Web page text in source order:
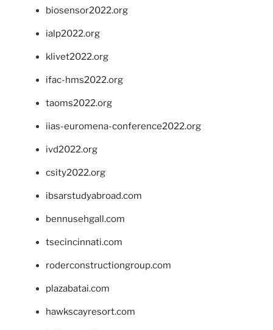
biosensor2022.org
ialp2022.org
klivet2022.org
ifac-hms2022.org
taoms2022.org
iias-euromena-conference2022.org
ivd2022.org
csity2022.org
ibsarstudyabroad.com
bennusehgall.com
tsecincinnati.com
roderconstructiongroup.com
plazabatai.com
hawkscayresort.com